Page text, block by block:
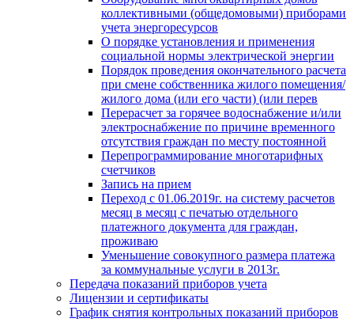
коллективными (общедомовыми) приборами
учета энергоресурсов
О порядке установления и применения
социальной нормы электрической энергии
Порядок проведения окончательного расчета
при смене собственника жилого помещения/
жилого дома (или его части) (или перев
Перерасчет за горячее водоснабжение и/или
электроснабжение по причине временного
отсутствия граждан по месту постоянной
Перепрограммирование многотарифных
счетчиков
Запись на прием
Переход с 01.06.2019г. на систему расчетов
месяц в месяц с печатью отдельного
платежного документа для граждан,
проживаю
Уменьшение совокупного размера платежа
за коммунальные услуги в 2013г.
Передача показаний приборов учета
Лицензии и сертификаты
График снятия контрольных показаний приборов